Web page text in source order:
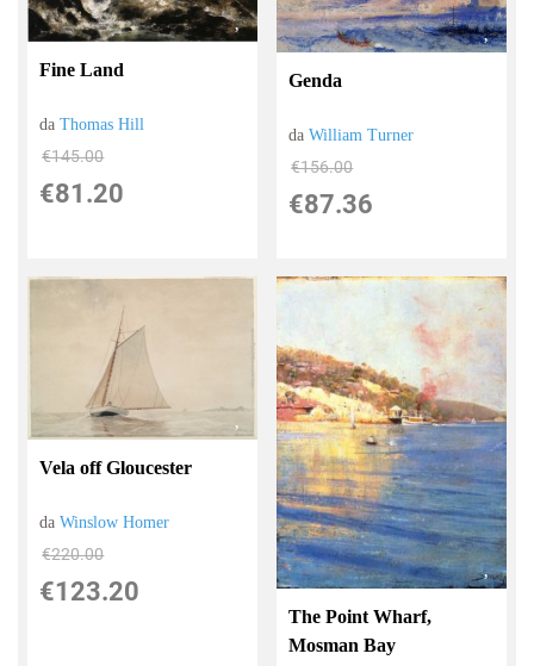
Fine Land
daThomas Hill
€145.00
€81.20
Genda
daWilliam Turner
€156.00
€87.36
Vela off Gloucester
daWinslow Homer
€220.00
€123.20
The Point Wharf,
Mosman Bay